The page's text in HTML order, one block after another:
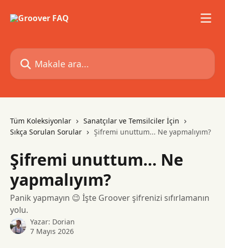
Makale ara...
Tüm Koleksiyonlar
Sanatçılar ve Temsilciler İçin
Sıkça Sorulan Sorular
Şifremi unuttum... Ne yapmalıyım?
Şifremi unuttum... Ne
yapmalıyım?
Panik yapmayın 😉 İşte Groover şifrenizi sıfırlamanın
yolu.
Yazar: Dorian
7 Mayıs 2026